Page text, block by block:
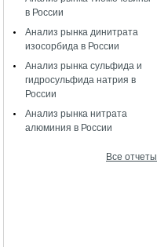
в России
Анализ рынка динитрата
изосорбида в России
Анализ рынка сульфида и
гидросульфида натрия в
России
Анализ рынка нитрата
алюминия в России
Все отчеты